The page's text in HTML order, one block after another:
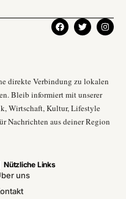
direkte Verbindung zu lokalen
Bleib informiert mit unserer
Wirtschaft, Kultur, Lifestyle
Nachrichten aus deiner Region
Nützliche Links
uns